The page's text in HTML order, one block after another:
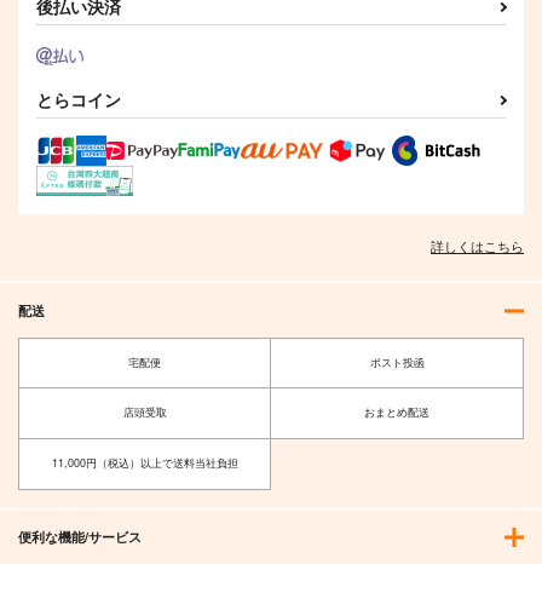
後払い決済
とらコイン
詳しくはこちら
配送
宅配便 ポスト投函
店頭受取 おまとめ配送
11,000円（税込）以上で送料当社負担
便利な機能/サービス